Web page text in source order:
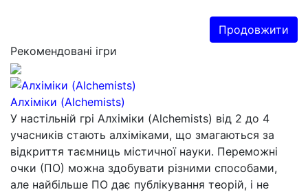
Продовжити
Рекомендовані ігри
Алхіміки (Alchemists)
У настільній грі Алхіміки (Alchemists) від 2 до 4
учасників стають алхіміками, що змагаються за
відкриття таємниць містичної науки. Переможні
очки (ПО) можна здобувати різними способами,
але найбільше ПО дає публікування теорій, і не